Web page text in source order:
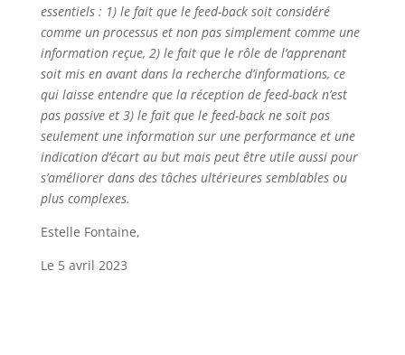
essentiels : 1) le fait que le feed-back soit considéré
comme un processus et non pas simplement comme une
information reçue, 2) le fait que le rôle de l’apprenant
soit mis en avant dans la recherche d’informations, ce
qui laisse entendre que la réception de feed-back n’est
pas passive et 3) le fait que le feed-back ne soit pas
seulement une information sur une performance et une
indication d’écart au but mais peut être utile aussi pour
s’améliorer dans des tâches ultérieures semblables ou
plus complexes.
Estelle Fontaine,
Le 5 avril 2023